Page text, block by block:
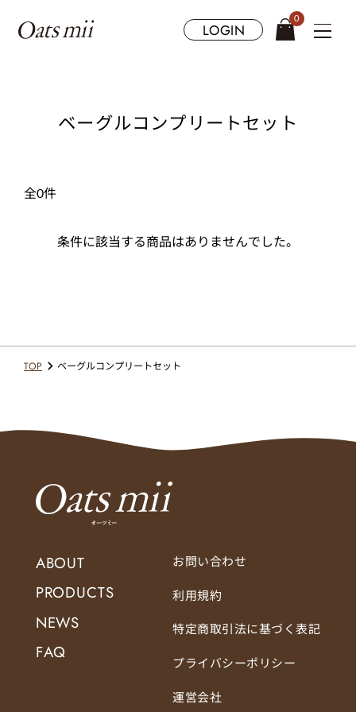
LOGIN
0
ベーグルコンプリートセット
全0件
条件に該当する商品はありませんでした。
TOP ベーグルコンプリートセット
ABOUT
PRODUCTS
NEWS
FAQ
お問い合わせ
利用規約
特定商取引法に基づく表記
プライバシーポリシー
運営会社